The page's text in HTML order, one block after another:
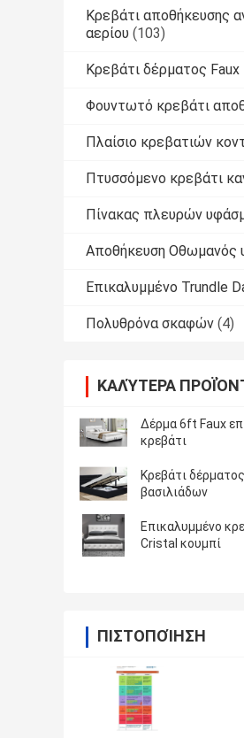
Κρεβάτι αποθήκευσης
αερίου (103)
Κρεβάτι δέρματος Faux
Φουντωτό κρεβάτι
Πλαίσιο κρεβατιών
Πτυσσόμενο κρεβάτι
Πίνακας πλευρών
Αποθήκευση Οθωμανός
Επικαλυμμένο Trundle
Πολυθρόνα σκαφών (4)
ΚΑΛΎΤΕΡΑ
Δέρμα 6ft Faux
κρεβάτι
Κρεβάτι
βασιλιάδων
Επικαλυμμένο
Cristal κουμπί
ΠΙΣΤΟΠΟΊΗΣΗ